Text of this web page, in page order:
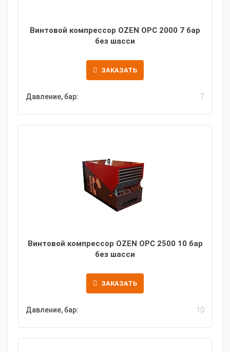
Винтовой компрессор OZEN OPC 2000 7 бар
без шасси
ЗАКАЗАТЬ
Давление, бар: 7
Винтовой компрессор OZEN OPC 2500 10 бар
без шасси
ЗАКАЗАТЬ
Давление, бар: 10